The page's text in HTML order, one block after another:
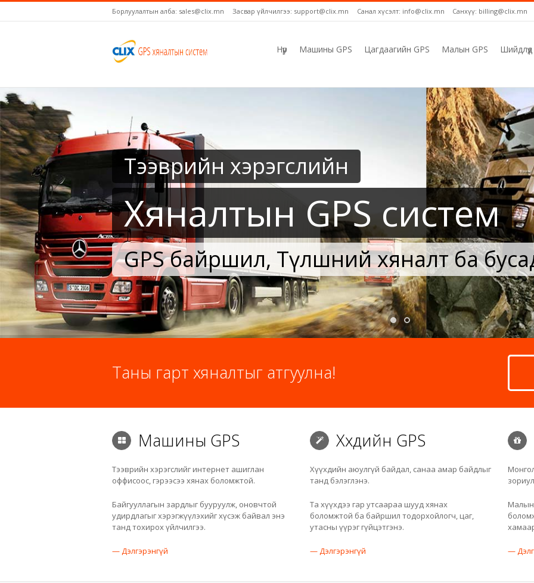
Борлуулалтын алба: sales@clix.mn Засвар үйлчилгээ: support@clix.mn Санал хүсэлт: info@clix.mn Санхүү: billing@clix.mn
Нүүр Машины GPS Цагдаагийн GPS Малын GPS Шийдлүүд
GPS байршил, Түлшний хяналт ба
Хяналтын GPS систем
Тээврийн хэрэгслийн
Таны гарт хяналтыг атгуулна!
Машины GPS
Тээврийн хэрэгслийг интернет ашиглан
оффисоос, гэрээсээ хянах боломжтой.
Байгууллагын зардлыг бууруулж, оновчтой
удирдлагыг хэрэгжүүлэхийг хүсэж байвал энэ
танд тохирох үйлчилгээ.
— Дэлгэрэнгүй
Хүүхдийн GPS
Хүүхдийн аюулгүй байдал, санаа амар байдлыг
танд бэлэглэнэ.
Та хүүхдээ гар утсаараа шууд хянах
боломжтой ба байршил тодорхойлогч, цаг,
утасны үүрэг гүйцэтгэнэ.
— Дэлгэрэнгүй
Малын
—